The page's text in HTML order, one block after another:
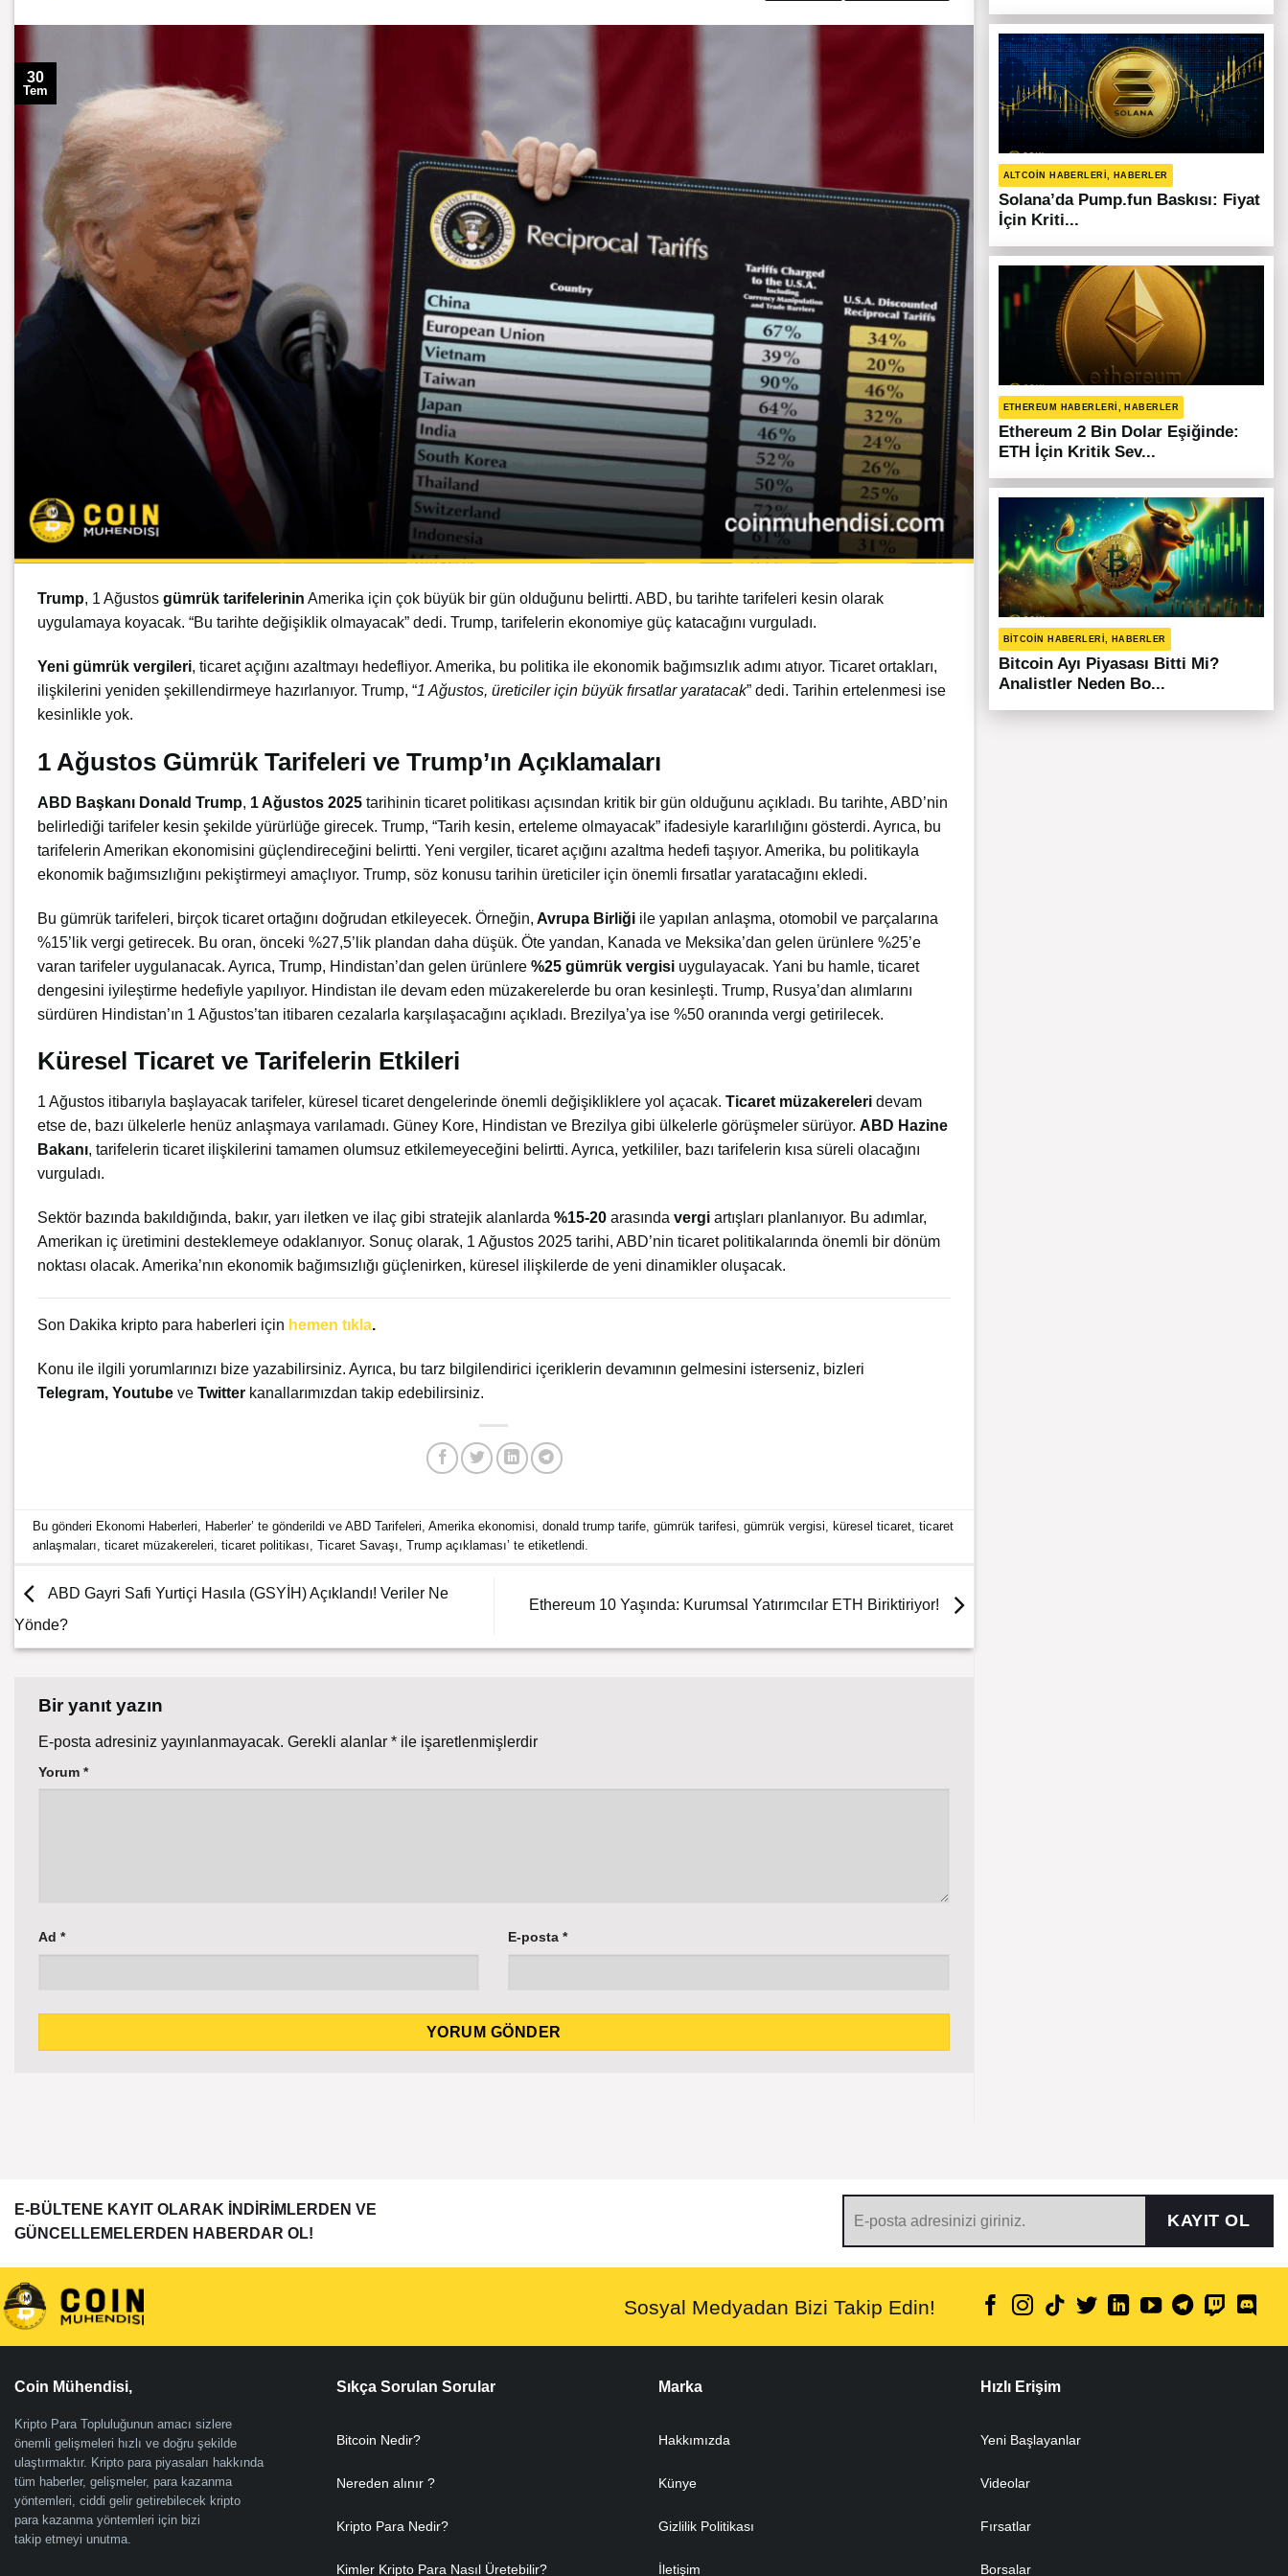
30
Tem
Trump, 1 Ağustos gümrük tarifelerinin Amerika için çok büyük bir gün olduğunu belirtti. ABD, bu tarihte tarifeleri kesin olarak
uygulamaya koyacak. “Bu tarihte değişiklik olmayacak” dedi. Trump, tarifelerin ekonomiye güç katacağını vurguladı.
Yeni gümrük vergileri, ticaret açığını azaltmayı hedefliyor. Amerika, bu politika ile ekonomik bağımsızlık adımı atıyor. Ticaret ortakları,
ilişkilerini yeniden şekillendirmeye hazırlanıyor. Trump, “1 Ağustos, üreticiler için büyük fırsatlar yaratacak” dedi. Tarihin ertelenmesi ise
kesinlikle yok.
1 Ağustos Gümrük Tarifeleri ve Trump’ın Açıklamaları
ABD Başkanı Donald Trump, 1 Ağustos 2025 tarihinin ticaret politikası açısından kritik bir gün olduğunu açıkladı. Bu tarihte, ABD’nin
belirlediği tarifeler kesin şekilde yürürlüğe girecek. Trump, “Tarih kesin, erteleme olmayacak” ifadesiyle kararlılığını gösterdi. Ayrıca, bu
tarifelerin Amerikan ekonomisini güçlendireceğini belirtti. Yeni vergiler, ticaret açığını azaltma hedefi taşıyor. Amerika, bu politikayla
ekonomik bağımsızlığını pekiştirmeyi amaçlıyor. Trump, söz konusu tarihin üreticiler için önemli fırsatlar yaratacağını ekledi.
Bu gümrük tarifeleri, birçok ticaret ortağını doğrudan etkileyecek. Örneğin, Avrupa Birliği ile yapılan anlaşma, otomobil ve parçalarına
%15’lik vergi getirecek. Bu oran, önceki %27,5’lik plandan daha düşük. Öte yandan, Kanada ve Meksika’dan gelen ürünlere %25’e
varan tarifeler uygulanacak. Ayrıca, Trump, Hindistan’dan gelen ürünlere %25 gümrük vergisi uygulayacak. Yani bu hamle, ticaret
dengesini iyileştirme hedefiyle yapılıyor. Hindistan ile devam eden müzakerelerde bu oran kesinleşti. Trump, Rusya’dan alımlarını
sürdüren Hindistan’ın 1 Ağustos’tan itibaren cezalarla karşılaşacağını açıkladı. Brezilya’ya ise %50 oranında vergi getirilecek.
Küresel Ticaret ve Tarifelerin Etkileri
1 Ağustos itibarıyla başlayacak tarifeler, küresel ticaret dengelerinde önemli değişikliklere yol açacak. Ticaret müzakereleri devam
etse de, bazı ülkelerle henüz anlaşmaya varılamadı. Güney Kore, Hindistan ve Brezilya gibi ülkelerle görüşmeler sürüyor. ABD Hazine
Bakanı, tarifelerin ticaret ilişkilerini tamamen olumsuz etkilemeyeceğini belirtti. Ayrıca, yetkililer, bazı tarifelerin kısa süreli olacağını
vurguladı.
Sektör bazında bakıldığında, bakır, yarı iletken ve ilaç gibi stratejik alanlarda %15-20 arasında vergi artışları planlanıyor. Bu adımlar,
Amerikan iç üretimini desteklemeye odaklanıyor. Sonuç olarak, 1 Ağustos 2025 tarihi, ABD’nin ticaret politikalarında önemli bir dönüm
noktası olacak. Amerika’nın ekonomik bağımsızlığı güçlenirken, küresel ilişkilerde de yeni dinamikler oluşacak.
Son Dakika kripto para haberleri için hemen tıkla.
Konu ile ilgili yorumlarınızı bize yazabilirsiniz. Ayrıca, bu tarz bilgilendirici içeriklerin devamının gelmesini isterseniz, bizleri
Telegram, Youtube ve Twitter kanallarımızdan takip edebilirsiniz.
Bu gönderi Ekonomi Haberleri Haberler’ te gönderildi veABD Tarifeleri ,Amerika ekonomisi ,donald trump tarife ,gümrük tarifesi ,gümrük vergisi küresel ticaret ,ticaret
anlaşmaları ,ticaret müzakereleri ,ticaret politikası ,Ticaret Savaşı ,Trump açıklaması’ te etiketlendi.
ABD Gayri Safi Yurtiçi Hasıla (GSYİH) Açıklandı! Veriler Ne
Yönde?
Ethereum 10 Yaşında: Kurumsal Yatırımcılar ETH Biriktiriyor!
Bir yanıt yazın
E-posta adresiniz yayınlanmayacak. Gerekli alanlar * ile işaretlenmişlerdir
Yorum *
Ad * E-posta*
ALTCOIN HABERLERI, HABERLER
Solana’da Pump.fun Baskısı: Fiyat
İçin Kriti...
ETHEREUM HABERLERI, HABERLER
Ethereum 2 Bin Dolar Eşiğinde:
ETH İçin Kritik Sev...
BITCOIN HABERLERI, HABERLER
Bitcoin Ayı Piyasası Bitti Mi?
Analistler Neden Bo...
E-BÜLTENE KAYIT OLARAK İNDİRİMLERDEN VE
GÜNCELLEMELERDEN HABERDAR OL!
KAYIT OL
Sosyal Medyadan Bizi Takip Edin!
Coin Mühendisi,
Kripto Para Topluluğunun amacı sizlere
önemli gelişmeleri hızlı ve doğru şekilde
ulaştırmaktır. Kripto para piyasaları hakkında
tüm haberler, gelişmeler, para kazanma
yöntemleri, ciddi gelir getirebilecek kripto
para kazanma yöntemleri için bizi
takip etmeyi unutma.
Sıkça Sorulan Sorular
Bitcoin Nedir?
Nereden alınır ?
Kripto Para Nedir?
Kimler Kripto Para Nasıl Üretebilir?
Marka
Hakkımızda
Künye
Gizlilik Politikası
İletişim
Hızlı Erişim
Yeni Başlayanlar
Videolar
Fırsatlar
Borsalar